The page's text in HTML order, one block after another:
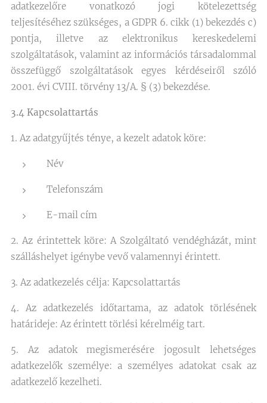
adatkezelőre vonatkozó jogi kötelezettség
teljesítéséhez szükséges, a GDPR 6. cikk (1) bekezdés c)
pontja, illetve az elektronikus kereskedelemi
szolgáltatások, valamint az információs társadalommal
összefüggő szolgáltatások egyes kérdéseiről szóló
2001. évi CVIII. törvény 13/A. § (3) bekezdése.
3.4 Kapcsolattartás
1. Az adatgyűjtés ténye, a kezelt adatok köre:
Név
Telefonszám
E-mail cím
2. Az érintettek köre: A Szolgáltató vendégházát, mint
szálláshelyet igénybe vevő valamennyi érintett.
3. Az adatkezelés célja: Kapcsolattartás
4. Az adatkezelés időtartama, az adatok törlésének
határideje: Az érintett törlési kérelméig tart.
5. Az adatok megismerésére jogosult lehetséges
adatkezelők személye: a személyes adatokat csak az
adatkezelő kezelheti.